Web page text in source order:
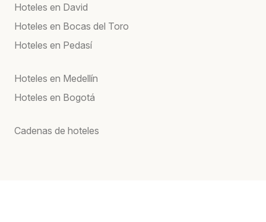
Hoteles en David
Hoteles en Bocas del Toro
Hoteles en Pedasí
Hoteles en Medellín
Hoteles en Bogotá
Cadenas de hoteles